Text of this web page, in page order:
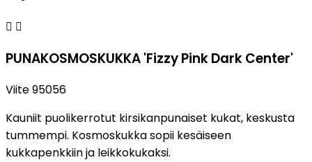
 
PUNAKOSMOSKUKKA 'Fizzy Pink Dark Center'
Viite95056
Kauniit puolikerrotut kirsikanpunaiset kukat, keskusta
tummempi. Kosmoskukka sopii kesäiseen
kukkapenkkiin ja leikkokukaksi.